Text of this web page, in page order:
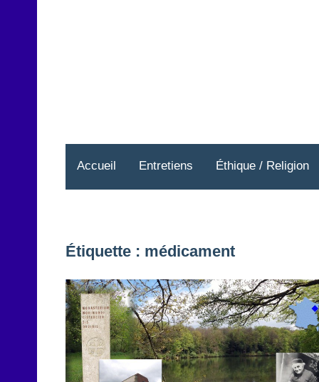
Accueil Entretiens Éthique / Religion
Étiquette : médicament